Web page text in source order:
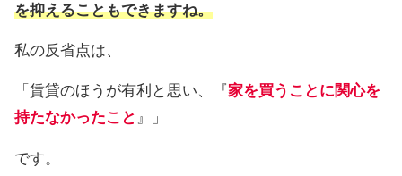
を抑えることもできますね。
私の反省点は、
「賃貸のほうが有利と思い、『 家を買うことに関心を
持たなかったこと 』」
です。